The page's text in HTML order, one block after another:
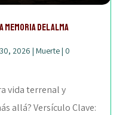
Memoria del Alma
2026 | Muerte| 0
vida terrenal y
allá? Versículo Clave: